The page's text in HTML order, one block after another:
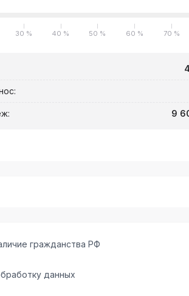
30 % 40 % 50 % 60 % 70 %
9
гражданства РФ
данных